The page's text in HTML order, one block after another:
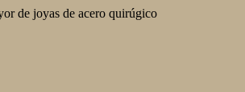
de joyas de acero quirúgico